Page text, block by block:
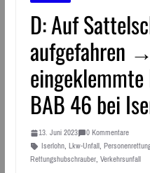
D: Auf
aufgefahren
BAB 46 bei
13. Juni 2023
0 Kommentare
Iserlohn, Lkw-Unfall,
Rettungshubschrauber, Verkehrsunfall